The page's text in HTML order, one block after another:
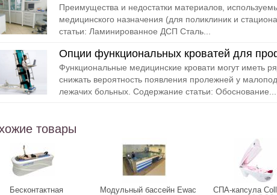
Преимущества и недостатки материалов,
медицинского назначения (для поликлиник и
статьи: Ламинированное ДСП Сталь...
Опции функциональных кроватей для
Функциональные медицинские кровати могут иметь
снижать вероятность появления пролежней у
лежачих больных. Содержание статьи: Обоснование...
товары
Бесконтактная
Модульный бассейн Ewac
СПА-капсула